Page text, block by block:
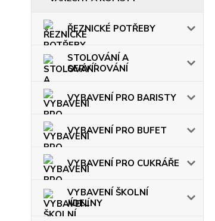
ŘEZNICKÉ POTŘEBY
STOLOVÁNÍ A
SERVÍROVÁNÍ
VYBAVENÍ PRO BARISTY
VYBAVENÍ PRO BUFET
VYBAVENÍ PRO CUKRÁŘE
VYBAVENÍ ŠKOLNÍ
JÍDELNY